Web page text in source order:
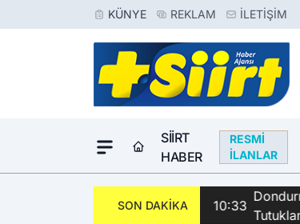
KÜNYE REKLAM İLETIŞIM
SIIRT
HABER
RESMI
İLANLAR
SON DAKİKA 10:33